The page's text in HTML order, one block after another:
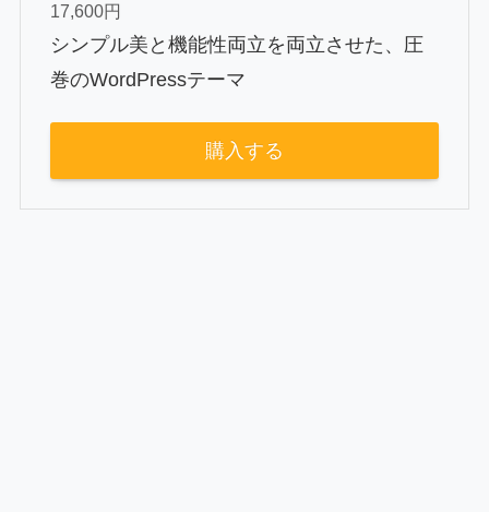
17,600円
シンプル美と機能性両立を両立させた、圧
巻のWordPressテーマ
購入する